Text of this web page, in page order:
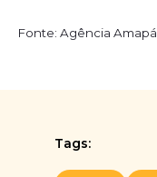
Fonte: Agência Amapá
Tags: